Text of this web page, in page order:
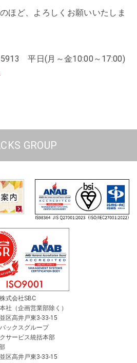
ほど、よろしくお願いいたしま
平日(月～金10:00～17:00)
GROUP
式会社SBC
社（企画営業部除く）
区高井戸東3-33-15
ックスグループ
サービス統括本部
区高井戸東3-33-15